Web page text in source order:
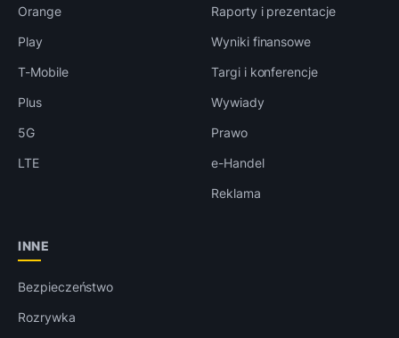
Orange
Play
T-Mobile
Plus
5G
LTE
Raporty i prezentacje
Wyniki finansowe
Targi i konferencje
Wywiady
Prawo
e-Handel
Reklama
INNE
Bezpieczeństwo
Rozrywka